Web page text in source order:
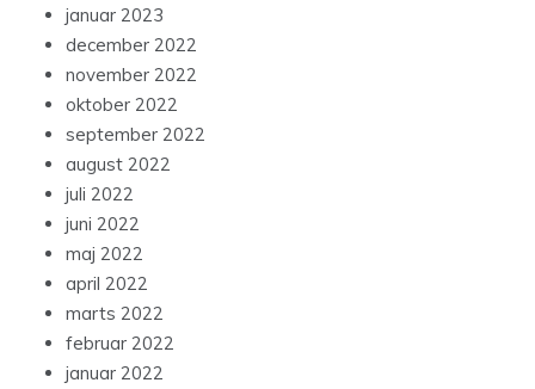
januar 2023
december 2022
november 2022
oktober 2022
september 2022
august 2022
juli 2022
juni 2022
maj 2022
april 2022
marts 2022
februar 2022
januar 2022